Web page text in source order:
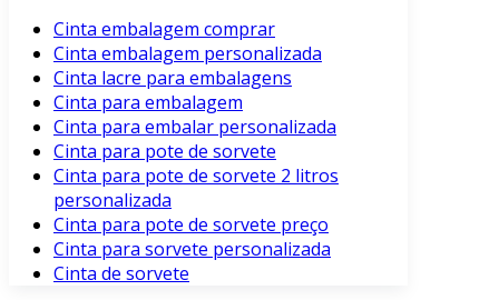
Cinta embalagem comprar
Cinta embalagem personalizada
Cinta lacre para embalagens
Cinta para embalagem
Cinta para embalar personalizada
Cinta para pote de sorvete
Cinta para pote de sorvete 2 litros
personalizada
Cinta para pote de sorvete preço
Cinta para sorvete personalizada
Cinta de sorvete